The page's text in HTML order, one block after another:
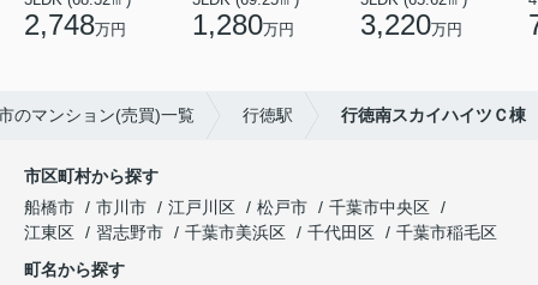
2,748万円 1,280万円 3,220万円
のマンション(売買)一覧 行徳駅 行徳南スカイハイツＣ棟
市区町村から探す
船橋市
市川市 江戸川区 松戸市
千葉市中央区
江東区
習志野市 千葉市美浜区 千代田区
千葉市稲毛区
町名から探す